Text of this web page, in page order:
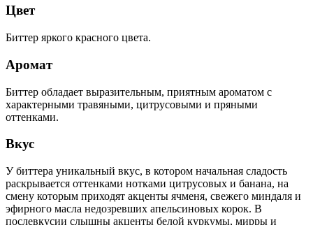
Цвет
Биттер яркого красного цвета.
Аромат
Биттер обладает выразительным, приятным ароматом с
характерными травяными, цитрусовыми и пряными
оттенками.
Вкус
У биттера уникальный вкус, в котором начальная сладость
раскрывается оттенками нотками цитрусовых и банана, на
смену которым приходят акценты ячменя, свежего миндаля и
эфирного масла недозревших апельсиновых корок. В
послевкусии слышны акценты белой куркумы, мирры и